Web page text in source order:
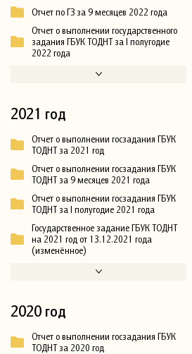
Отчет по ГЗ за 9 месяцев 2022 года
Отчет о выполнении государственного
задания ГБУК ТОДНТ за I полугодие
2022 года
2021 год
Отчет о выполнении госзадания ГБУК
ТОДНТ за 2021 год
Отчет о выполнении госзадания ГБУК
ТОДНТ за 9 месяцев 2021 года
Отчет о выполнении госзадания ГБУК
ТОДНТ за I полугодие 2021 года
Государственное задание ГБУК ТОДНТ
на 2021 год от 13.12.2021 года
(изменённое)
2020 год
Отчет о выполнении госзадания ГБУК
ТОДНТ за 2020 год